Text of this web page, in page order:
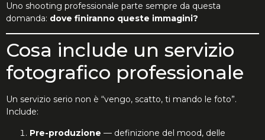
Uno shooting professionale parte sempre da questa
domanda: dove finiranno queste immagini?
Cosa include un servizio
fotografico professionale
Un servizio serio non è “vengo, scatto, ti mando le foto”.
Include:
Pre-produzione — definizione del mood, delle